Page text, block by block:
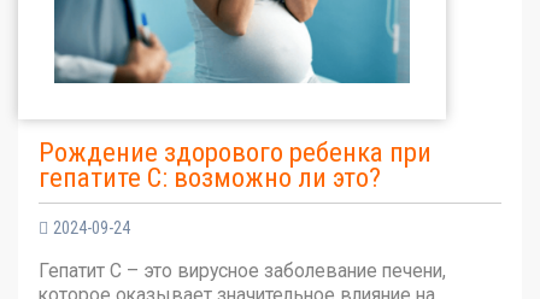
Рождение здорового ребенка при
гепатите С: возможно ли это?
2024-09-24
Гепатит С – это вирусное заболевание печени,